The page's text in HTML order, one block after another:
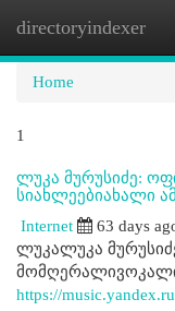
directoryindexer
Home
1
ლუკა მურუსიძე:
სიახლეებიახალი
Internet 63 days
ლუკალუკა
https://